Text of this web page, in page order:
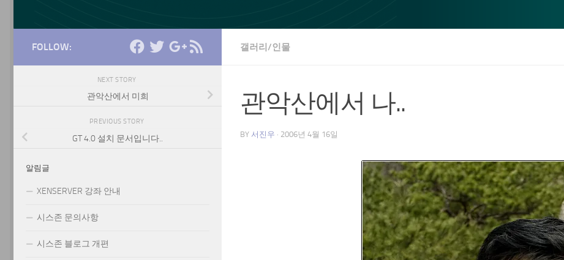
갤러리/인물
관악산에서 나..
BY 서진우 · 2006년 4월 16일
FOLLOW:
NEXT STORY
관악산에서 미희
PREVIOUS STORY
GT 4.0 설치 문서입니다..
알림글
XENSERVER 강좌 안내
시스존 문의사항
시스존 블로그 개편